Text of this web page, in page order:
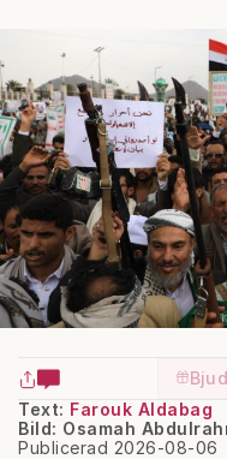
Text: Farouk Aldabag
Publicerad 2026-08-06
Bild: Osamah